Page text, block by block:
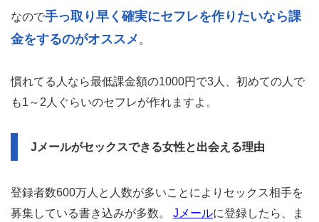
なので手っ取り早く確実にセフレを作りたいなら課
金をするのがオススメ。
慣れてる人なら最低課金額の1000円で3人、初めての人で
も1～2人ぐらいのセフレが作れますよ。
Jメールがセックスできる女性と出会える理由
登録者数600万人と人数が多いことによりセックス相手を
募集している書き込みが多数。 Jメールに登録したら、ま